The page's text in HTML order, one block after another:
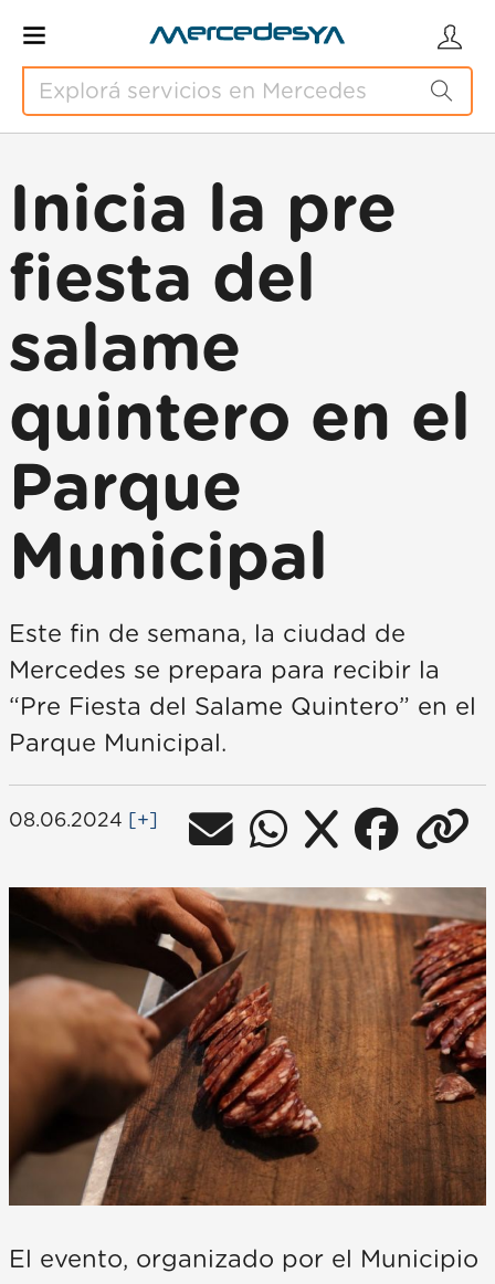
Inicia la pre
fiesta del
salame
quintero en el
Parque
Municipal
Este fin de semana, la ciudad de
Mercedes se prepara para recibir la
“Pre Fiesta del Salame Quintero” en el
Parque Municipal.
08.06.2024 [+]
El evento, organizado por el Municipio